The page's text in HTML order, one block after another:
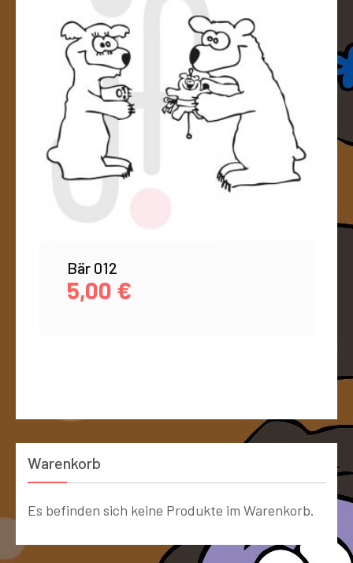
Bär 012
5,00 €
Warenkorb
Es befinden sich keine Produkte im Warenkorb.